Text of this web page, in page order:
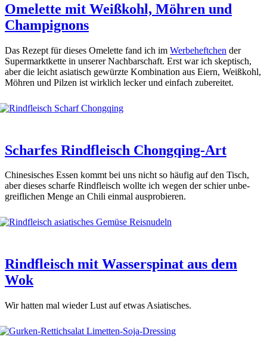
Omelette mit Weißkohl, Möhren und
Champignons
Das Rezept für die­ses Ome­lette fand ich im Wer­be­heft­chen der
Super­markt­ket­te in unse­rer Nach­bar­schaft. Erst war ich skep­tisch,
aber die leicht asia­tisch gewürz­te Kom­bi­na­ti­on aus Eiern, Weiß­kohl,
Möh­ren und Pil­zen ist wirk­lich lecker und ein­fach zube­rei­tet.
Scharfes Rindfleisch Chongqing-Art
Chi­ne­si­sches Essen kommt bei uns nicht so häu­fig auf den Tisch,
aber die­ses schar­fe Rind­fleisch woll­te ich wegen der schier unbe­
greif­li­chen Men­ge an Chi­li ein­mal aus­pro­bie­ren.
Rindfleisch mit Wasserspinat aus dem
Wok
Wir hat­ten mal wie­der Lust auf etwas Asia­ti­sches.